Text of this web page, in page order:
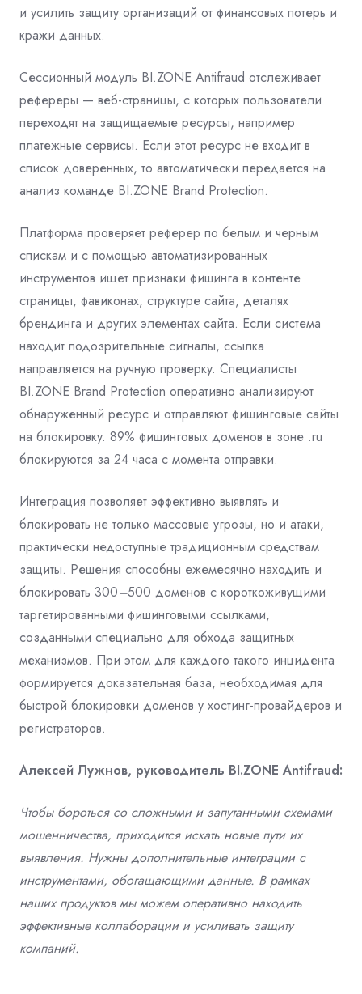
и усилить защиту организаций от финансовых потерь и
кражи данных.
Сессионный модуль BI.ZONE Antifraud отслеживает
рефереры — веб-страницы, с которых пользователи
переходят на защищаемые ресурсы, например
платежные сервисы. Если этот ресурс не входит в
список доверенных, то автоматически передается на
анализ команде BI.ZONE Brand Protection.
Платформа проверяет реферер по белым и черным
спискам и с помощью автоматизированных
инструментов ищет признаки фишинга в контенте
страницы, фавиконах, структуре сайта, деталях
брендинга и других элементах сайта. Если система
находит подозрительные сигналы, ссылка
направляется на ручную проверку. Специалисты
BI.ZONE Brand Protection оперативно анализируют
обнаруженный ресурс и отправляют фишинговые сайты
на блокировку. 89% фишинговых доменов в зоне .ru
блокируются за 24 часа с момента отправки.
Интеграция позволяет эффективно выявлять и
блокировать не только массовые угрозы, но и атаки,
практически недоступные традиционным средствам
защиты. Решения способны ежемесячно находить и
блокировать 300–500 доменов с короткоживущими
таргетированными фишинговыми ссылками,
созданными специально для обхода защитных
механизмов. При этом для каждого такого инцидента
формируется доказательная база, необходимая для
быстрой блокировки доменов у хостинг-провайдеров и
регистраторов.
Алексей Лужнов, руководитель BI.ZONE Antifraud:
Чтобы бороться со сложными и запутанными схемами
мошенничества, приходится искать новые пути их
выявления. Нужны дополнительные интеграции с
инструментами, обогащающими данные. В рамках
наших продуктов мы можем оперативно находить
эффективные коллаборации и усиливать защиту
компаний.